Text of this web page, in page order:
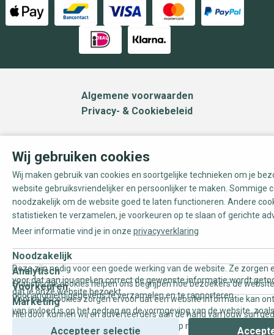
Algemene voorwaarden
Privacy- & Cookiebeleid
Wij gebruiken cookies
Wij maken gebruik van cookies en soortgelijke technieken om je
website gebruiksvriendelijker en persoonlijker te maken. Sommige
noodzakelijk om de website goed te laten functioneren. Andere
statistieken te verzamelen, je voorkeuren op te slaan of gerichte
Meer informatie vind je in onze privacyverklaring
Noodzakelijk
Deze zijn nodig voor een goede werking van de website. Ze zorgen
voor dat aan jou snel en correct de gewenste informatie wordt
dat je onze website bezoekt.
Analytisch
Statistische cookies helpen ons begrijpen hoe bezoekers de
door anoniem gegevens te verzamelen en te rapporteren.
Voorkeuren
Voorkeurscookies zorgen ervoor dat een website informatie kan
van invloed is op het gedrag en de vormgeving van de website,
Marketing
Hierdoor kunnen wij en adverteerders aan de hand van jouw
gepersonaliseerde online advertenties en op maat gemaakte
Accepteer selectie